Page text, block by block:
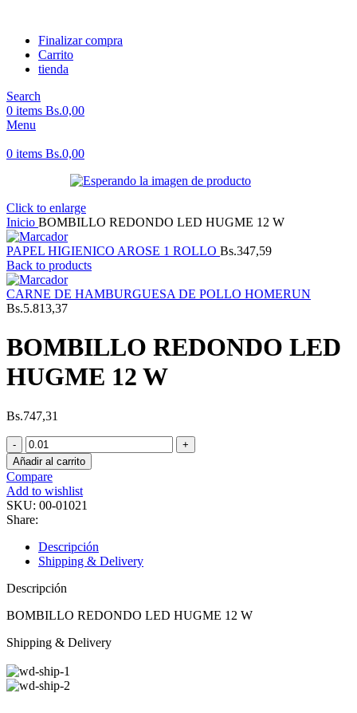
Finalizar compra
Carrito
tienda
Search
0 items Bs.0,00
Menu
0 items Bs.0,00
Click to enlarge
Inicio BOMBILLO REDONDO LED HUGME 12 W
PAPEL HIGIENICO AROSE 1 ROLLO Bs.347,59
Back to products
CARNE DE HAMBURGUESA DE POLLO HOMERUN
Bs.5.813,37
BOMBILLO REDONDO LED
HUGME 12 W
Bs.747,31
Añadir al carrito
Compare
Add to wishlist
SKU: 00-01021
Share:
Descripción
Shipping & Delivery
Descripción
BOMBILLO REDONDO LED HUGME 12 W
Shipping & Delivery